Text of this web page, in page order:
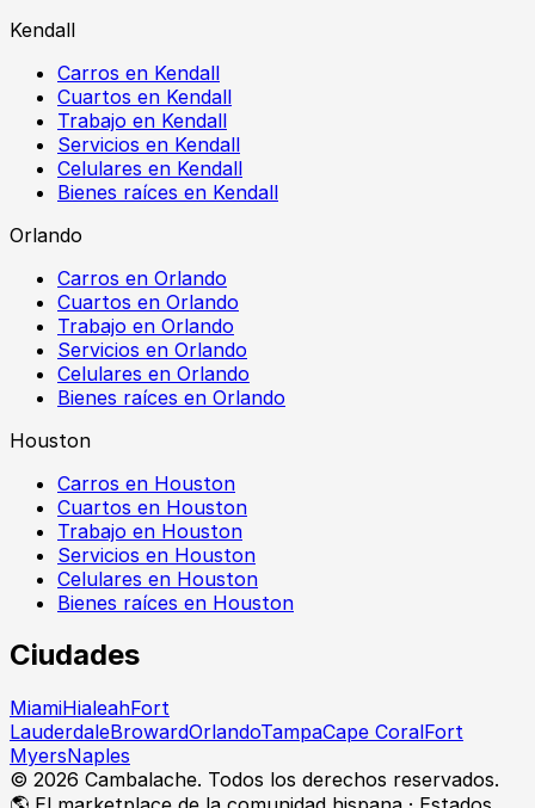
Kendall
Carros en Kendall
Cuartos en Kendall
Trabajo en Kendall
Servicios en Kendall
Celulares en Kendall
Bienes raíces en Kendall
Orlando
Carros en Orlando
Cuartos en Orlando
Trabajo en Orlando
Servicios en Orlando
Celulares en Orlando
Bienes raíces en Orlando
Houston
Carros en Houston
Cuartos en Houston
Trabajo en Houston
Servicios en Houston
Celulares en Houston
Bienes raíces en Houston
Ciudades
MiamiHialeahFort
LauderdaleBrowardOrlandoTampaCape CoralFort
MyersNaples
© 2026 Cambalache. Todos los derechos reservados.